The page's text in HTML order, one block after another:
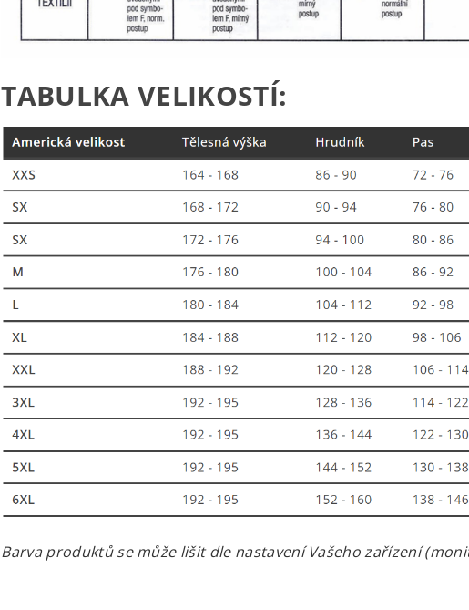
TABULKA VELIKOSTÍ:
Barva produktů se může lišit dle nastavení Vašeho zařízení